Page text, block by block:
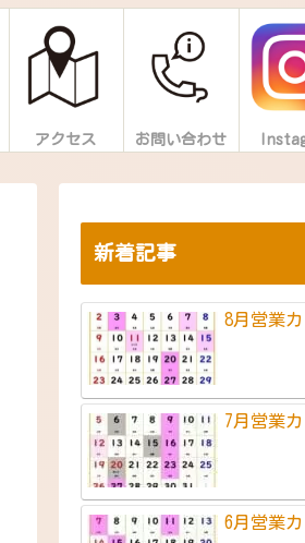
アクセス お問い合わせ
新着記事
8月営業
7月営業
6月営業